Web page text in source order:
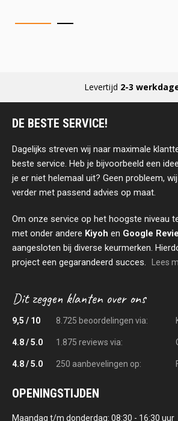
Levertijd 2-3
DE BESTE SERVICE!
Dagelijks streven wij naar maximale
beste service. Heb je bijvoorbeeld een
je er niet helemaal uit? Geen probleem,
verder met passend advies op maat.
Om onze service op het hoogste niveau
met onder andere Kiyoh en Google
aangesloten bij diverse keurmerken.
project een gegarandeerd succes.
Lees
9,5 / 10 8.725 beoordelingen via:
4.8 / 5.0 1.875 reviews via:
4.8 / 5.0 250 aanbevelingen op:
OPENINGSTIJDEN
Maandag t/m donderdag: 08:30 - 16:30 uur